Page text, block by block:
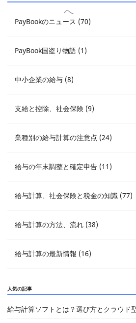
へ
PayBookのニュース (70)
PayBook国盗り物語 (1)
中小企業の給与 (8)
支給と控除、社会保険 (9)
業種別の給与計算の注意点 (24)
給与の年末調整と確定申告 (11)
給与計算、社会保険と税金の知識 (77)
給与計算の方法、流れ (38)
給与計算の最新情報 (16)
人気の記事
給与計算ソフトとは？選び方とクラウド